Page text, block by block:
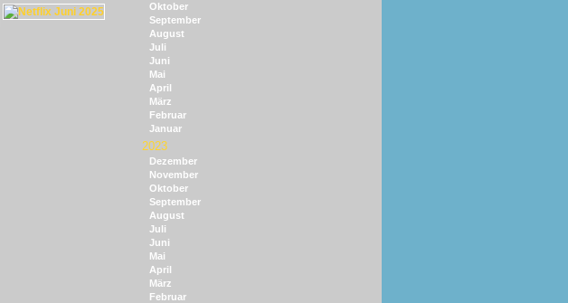
Oktober
September
August
Juli
Juni
Mai
April
März
Februar
Januar
2023
Dezember
November
Oktober
September
August
Juli
Juni
Mai
April
März
Februar